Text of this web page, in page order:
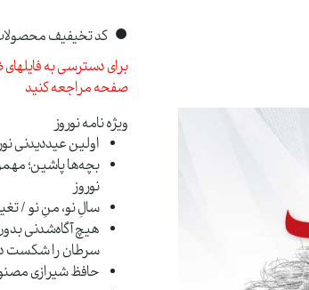
• کد تخیفیف
برای دسترسی به
صفحه مراجعه کنید
ویژه نامه نوروز
اولین عید‌دیدنی نوروز 1403/ روایت رویارویی یک انسان با
بچه‌ها پاشین؛
نوروز
سالِ نو، منِ نو /
هیچ آگاه‌شدنی
سرطان را شکست
حافظ شیرازی